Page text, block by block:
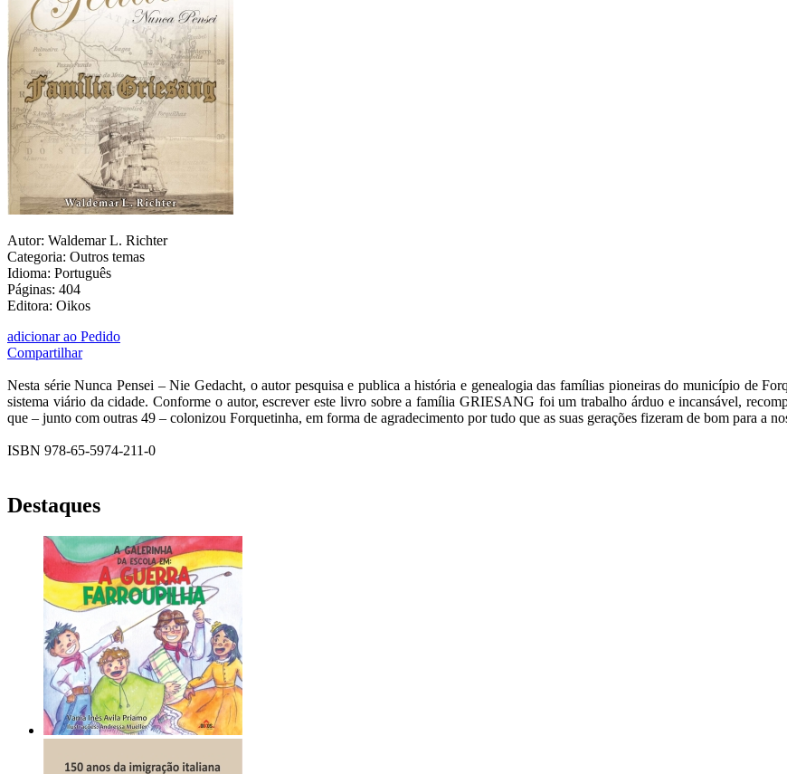
Autor: Waldemar L. Richter
Categoria: Outros temas
Idioma: Português
Páginas: 404
Editora: Oikos
adicionar ao Pedido
Compartilhar
Nesta série Nunca Pensei – Nie Gedacht, o autor pesquisa e publica a história e genealogia das famílias pioneiras do município de
sistema viário da cidade. Conforme o autor, escrever este livro sobre a família GRIESANG foi um trabalho árduo e incansável,
que – junto com outras 49 – colonizou Forquetinha, em forma de agradecimento por tudo que as suas gerações fizeram de bom para a
ISBN 978-65-5974-211-0
Destaques